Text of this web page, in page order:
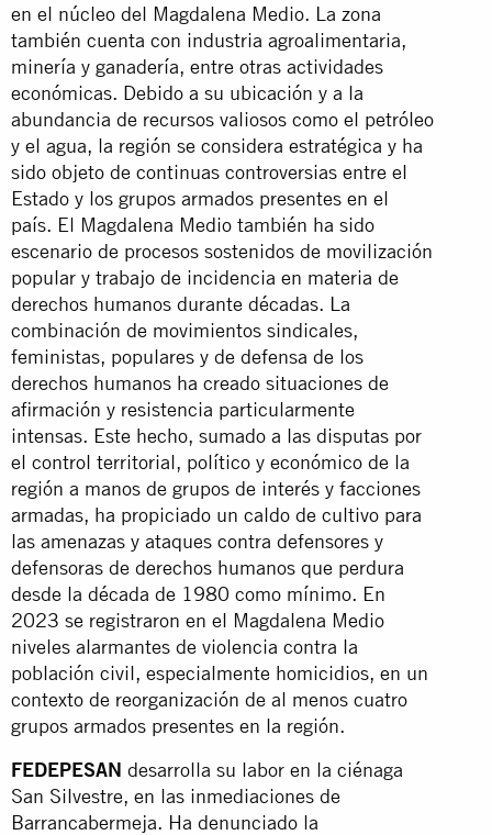
en el núcleo del Magdalena Medio. La zona
también cuenta con industria agroalimentaria,
minería y ganadería, entre otras actividades
económicas. Debido a su ubicación y a la
abundancia de recursos valiosos como el petróleo
y el agua, la región se considera estratégica y ha
sido objeto de continuas controversias entre el
Estado y los grupos armados presentes en el
país. El Magdalena Medio también ha sido
escenario de procesos sostenidos de movilización
popular y trabajo de incidencia en materia de
derechos humanos durante décadas. La
combinación de movimientos sindicales,
feministas, populares y de defensa de los
derechos humanos ha creado situaciones de
afirmación y resistencia particularmente
intensas. Este hecho, sumado a las disputas por
el control territorial, político y económico de la
región a manos de grupos de interés y facciones
armadas, ha propiciado un caldo de cultivo para
las amenazas y ataques contra defensores y
defensoras de derechos humanos que perdura
desde la década de 1980 como mínimo. En
2023 se registraron en el Magdalena Medio
niveles alarmantes de violencia contra la
población civil, especialmente homicidios, en un
contexto de reorganización de al menos cuatro
grupos armados presentes en la región.
FEDEPESAN desarrolla su labor en la ciénaga
San Silvestre, en las inmediaciones de
Barrancabermeja. Ha denunciado la